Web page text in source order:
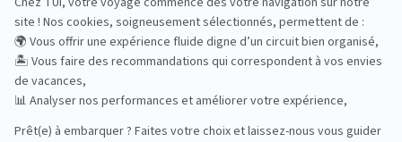
Road Trips
Safari